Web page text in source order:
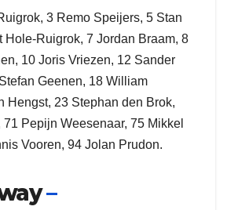
3 Remo Speijers, 5 Stan
Hole‑Ruigrok, 7 Jordan Braam, 8
10 Joris Vriezen, 12 Sander
Geenen, 18 William
Hengst, 23 Stephan den Brok,
Pepijn Weesenaar, 75 Mikkel
Vooren, 94 Jolan Prudon.
–